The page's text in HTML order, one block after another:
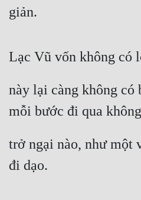
giản.
Lạc Vũ vốn không có
này lại càng không có
mỗi bước đi qua
trở ngại nào, như một
đi dạo.